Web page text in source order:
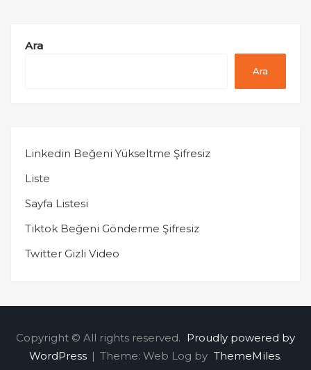
Ara
Ara
Linkedin Beğeni Yükseltme Şifresiz
Liste
Sayfa Listesi
Tiktok Beğeni Gönderme Şifresiz
Twitter Gizli Video
Copyright © All rights reserved. Proudly powered by
WordPress | Theme: Web Log by ThemeMiles.